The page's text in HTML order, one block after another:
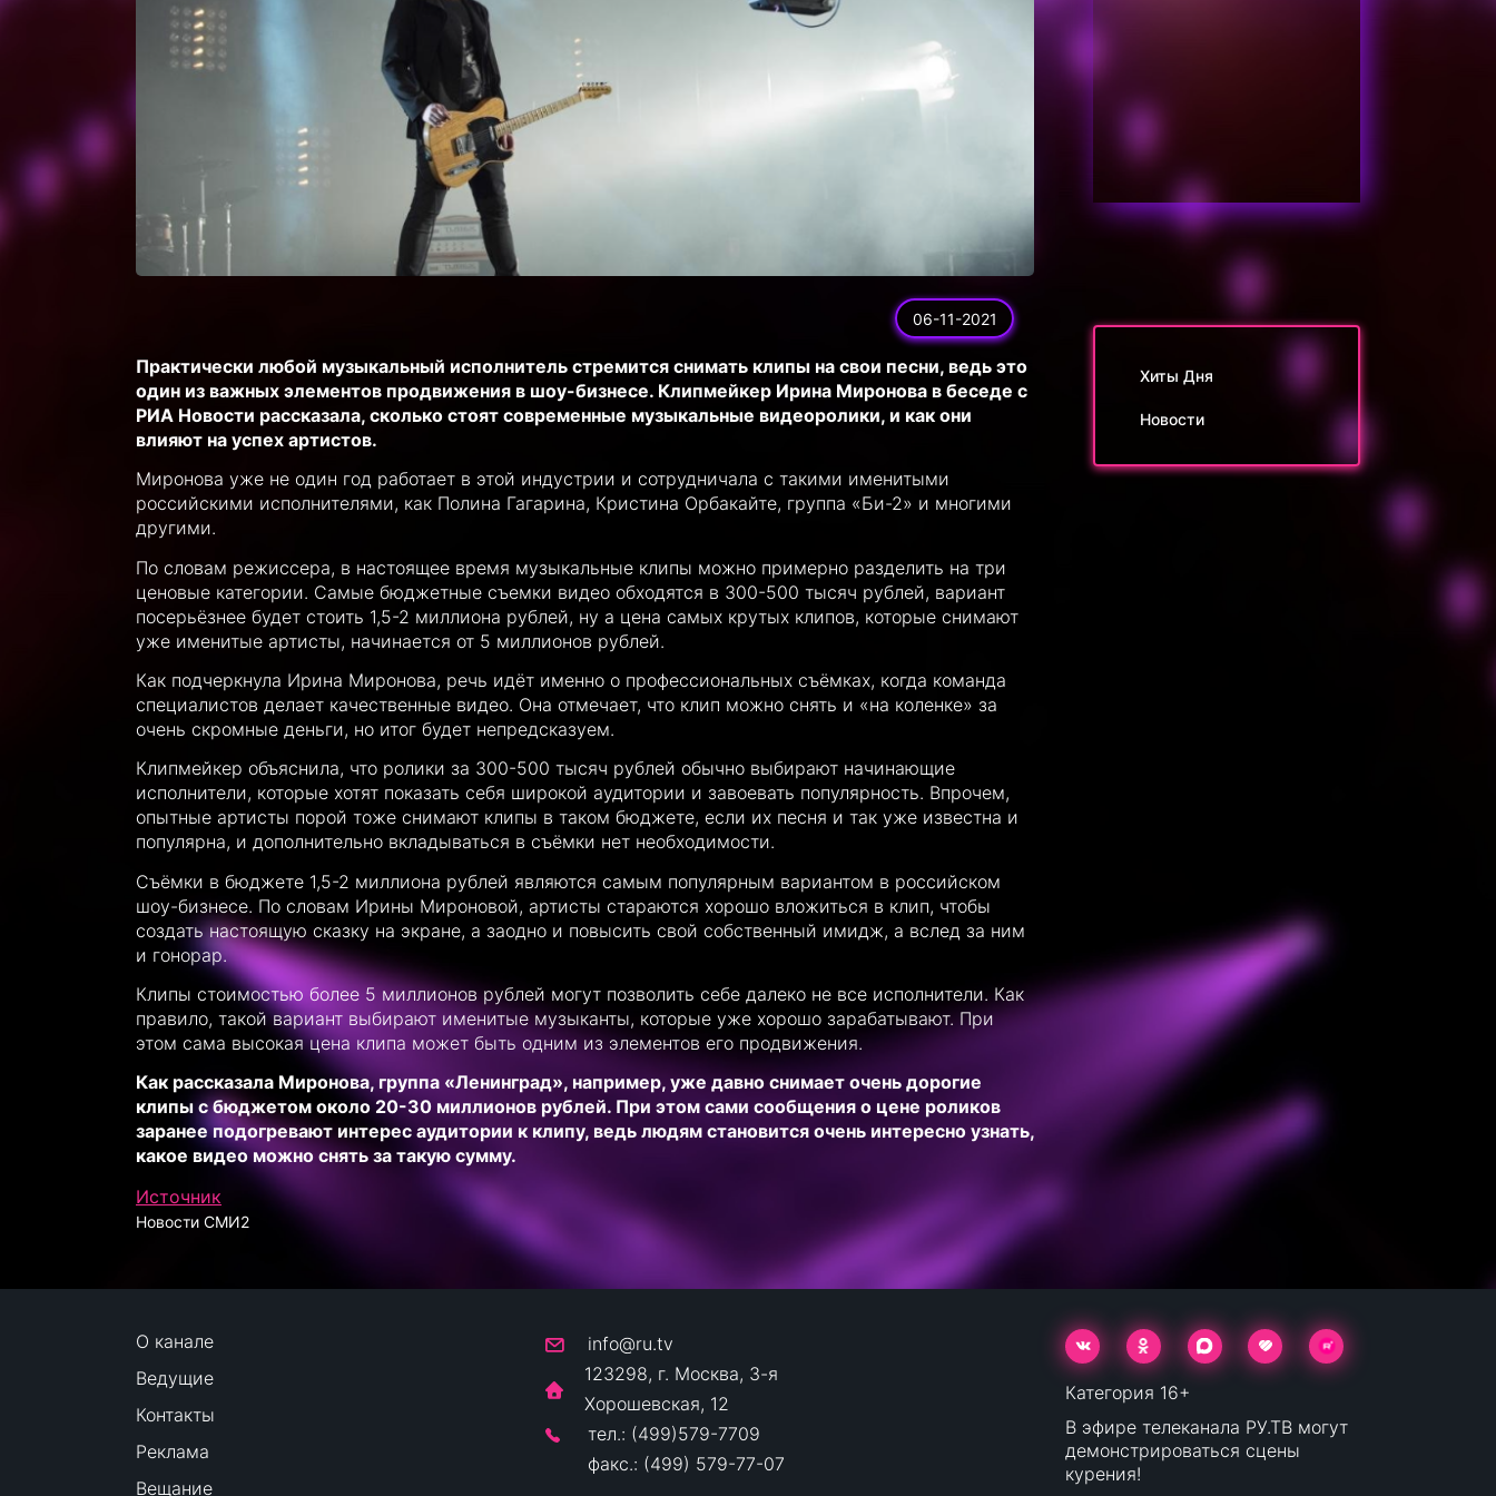
06-11-2021
Практически любой музыкальный исполнитель стремится снимать клипы на свои песни, ведь это
один из важных элементов продвижения в шоу-бизнесе. Клипмейкер Ирина Миронова в беседе с
РИА Новости рассказала, сколько стоят современные музыкальные видеоролики, и как они
влияют на успех артистов.
Миронова уже не один год работает в этой индустрии и сотрудничала с такими именитыми
российскими исполнителями, как Полина Гагарина, Кристина Орбакайте, группа «Би-2» и многими
другими.
По словам режиссера, в настоящее время музыкальные клипы можно примерно разделить на три
ценовые категории. Самые бюджетные съемки видео обходятся в 300-500 тысяч рублей, вариант
посерьёзнее будет стоить 1,5-2 миллиона рублей, ну а цена самых крутых клипов, которые снимают
уже именитые артисты, начинается от 5 миллионов рублей.
Как подчеркнула Ирина Миронова, речь идёт именно о профессиональных съёмках, когда команда
специалистов делает качественные видео. Она отмечает, что клип можно снять и «на коленке» за
очень скромные деньги, но итог будет непредсказуем.
Клипмейкер объяснила, что ролики за 300-500 тысяч рублей обычно выбирают начинающие
исполнители, которые хотят показать себя широкой аудитории и завоевать популярность. Впрочем,
опытные артисты порой тоже снимают клипы в таком бюджете, если их песня и так уже известна и
популярна, и дополнительно вкладываться в съёмки нет необходимости.
Съёмки в бюджете 1,5-2 миллиона рублей являются самым популярным вариантом в российском
шоу-бизнесе. По словам Ирины Мироновой, артисты стараются хорошо вложиться в клип, чтобы
создать настоящую сказку на экране, а заодно и повысить свой собственный имидж, а вслед за ним
и гонорар.
Клипы стоимостью более 5 миллионов рублей могут позволить себе далеко не все исполнители. Как
правило, такой вариант выбирают именитые музыканты, которые уже хорошо зарабатывают. При
этом сама высокая цена клипа может быть одним из элементов его продвижения.
Как рассказала Миронова, группа «Ленинград», например, уже давно снимает очень дорогие
клипы с бюджетом около 20-30 миллионов рублей. При этом сами сообщения о цене роликов
заранее подогревают интерес аудитории к клипу, ведь людям становится очень интересно узнать,
какое видео можно снять за такую сумму.
Источник
Новости СМИ2
Хиты Дня
Новости
О канале
Ведущие
Контакты
Реклама
Вещание
info@ru.tv
123298, г. Москва, 3-я
Хорошевская, 12
тел.: (499)579-7709
факс.: (499) 579-77-07
Категория 16+
В эфире телеканала РУ.ТВ могут
демонстрироваться сцены
курения!